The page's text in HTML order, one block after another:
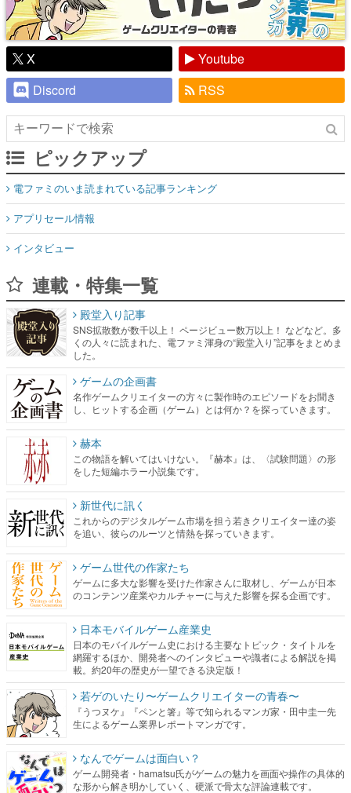
X
Youtube
Discord
RSS
ピックアップ
電ファミのいま読まれている記事ランキング
アプリセール情報
インタビュー
連載・特集一覧
殿堂入り記事
SNS拡散数が数千以上！ ページビュー数万以上！ などなど。多
くの人々に読まれた、電ファミ渾身の“殿堂入り”記事をまとめま
した。
ゲームの企画書
名作ゲームクリエイターの方々に製作時のエピソードをお聞き
し、ヒットする企画（ゲーム）とは何か？を探っていきます。
赫本
この物語を解いてはいけない。『赫本』は、〈試験問題〉の形
をした短編ホラー小説集です。
新世代に訊く
これからのデジタルゲーム市場を担う若きクリエイター達の姿
を追い、彼らのルーツと情熱を探っていきます。
ゲーム世代の作家たち
ゲームに多大な影響を受けた作家さんに取材し、ゲームが日本
のコンテンツ産業やカルチャーに与えた影響を探る企画です。
日本モバイルゲーム産業史
日本のモバイルゲーム史における主要なトピック・タイトルを
網羅するほか、開発者へのインタビューや識者による解説を掲
載。約20年の歴史が一望できる決定版！
若ゲのいたり〜ゲームクリエイターの青春〜
『うつヌケ』『ペンと箸』等で知られるマンガ家・田中圭一先
生によるゲーム業界レポートマンガです。
なんでゲームは面白い？
ゲーム開発者・hamatsu氏がゲームの魅力を画面や操作の具体的
な形から解き明かしていく、硬派で骨太な評論連載です。